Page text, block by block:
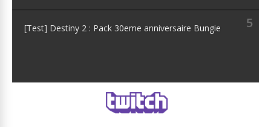
5
[Test] Destiny 2 : Pack 30eme anniversaire Bungie